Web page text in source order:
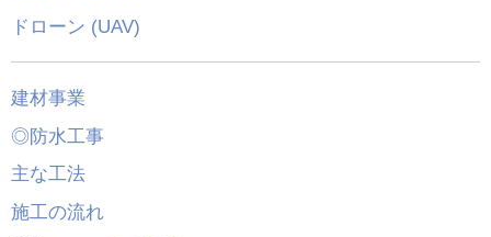
ドローン (UAV)
建材事業
◎防水工事
主な工法
施工の流れ